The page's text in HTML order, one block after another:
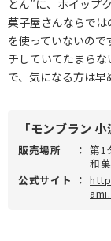
とん”に、ホイップ
菓子屋さんならで
を使っていないの
チしていてたまら
で、気になる方は早
「モンブラン 小
販売場所 ： 第1
和
公式サイト
：